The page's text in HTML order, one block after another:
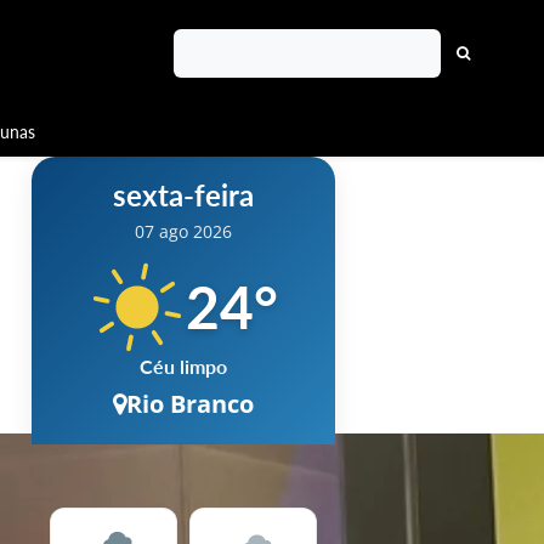
sexta-feira
07 ago 2026
24°
Céu limpo
Rio Branco
6 km/h